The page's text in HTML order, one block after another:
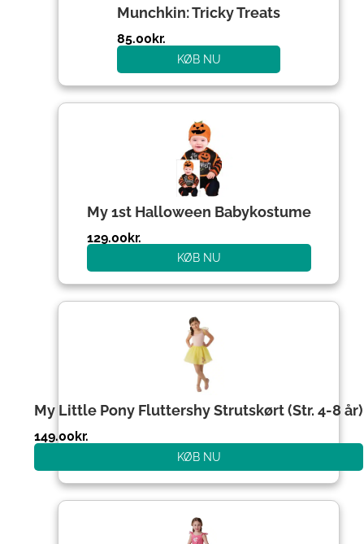
Munchkin: Tricky Treats
85.00kr.
KØB NU
My 1st Halloween Babykostume
129.00kr.
KØB NU
My Little Pony Fluttershy Strutskørt (Str. 4-8 år)
149.00kr.
KØB NU